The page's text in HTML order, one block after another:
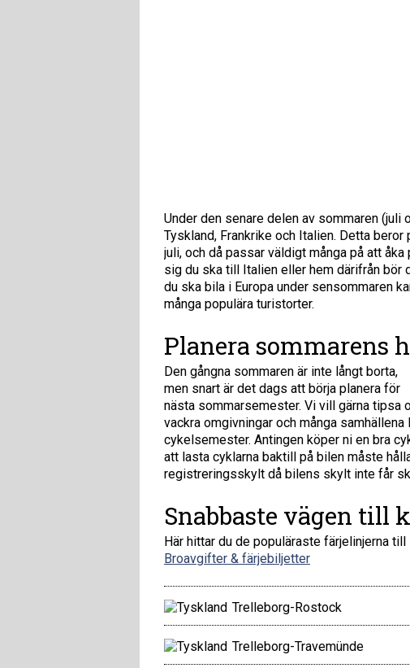
Under den senare delen av sommaren (juli
Tyskland, Frankrike och Italien. Detta
juli, och då passar väldigt många på att
sig du ska till Italien eller hem därifrån bör
du ska bila i Europa under sensommaren
många populära turistorter.
Planera sommarens
Den gångna sommaren är inte långt borta,
men snart är det dags att börja planera för
nästa sommarsemester. Vi vill gärna
vackra omgivningar och många
cykelsemester. Antingen köper ni en bra
att lasta cyklarna baktill på bilen måste
registreringsskylt då bilens skylt inte får
Snabbaste vägen till
Här hittar du de populäraste färjelinjerna
Broavgifter & färjebiljetter
Trelleborg-Rostock
Trelleborg-Travemünde